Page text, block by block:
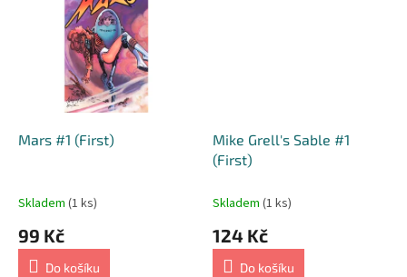
Mars #1 (First)
Skladem (1 ks)
99 Kč
Do košíku
Mike Grell's Sable #1
(First)
Skladem (1 ks)
124 Kč
Do košíku